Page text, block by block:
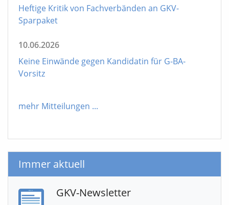
Heftige Kritik von Fachverbänden an GKV-
Sparpaket
10.06.2026
Keine Einwände gegen Kandidatin für G-BA-
Vorsitz
mehr Mitteilungen ...
Immer aktuell
GKV-Newsletter